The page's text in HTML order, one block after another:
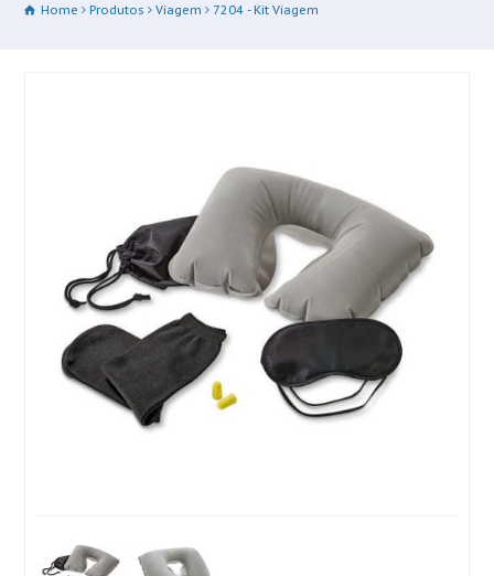
Home Produtos Viagem 7204 - Kit Viagem